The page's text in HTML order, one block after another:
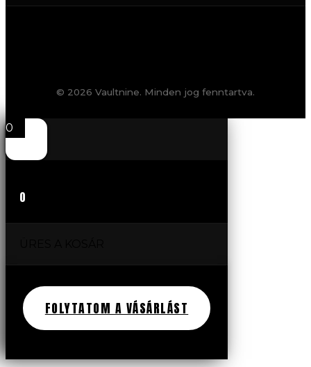
© 2026 Vaultnine. Minden jog fenntartva.
0
0
FOLYTATOM A VÁSÁRLÁST